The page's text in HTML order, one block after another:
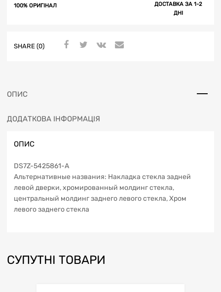
100% ОРИГІНАЛ
ДОСТАВКА ЗА 1-2
ДНІ
SHARE (0)
ОПИС
ДОДАТКОВА ІНФОРМАЦІЯ
ОПИС
DS7Z-5425861-A
Альтернативные названия: Накладка стекла задней
левой дверки, хромированный молдинг стекла,
центральный молдинг заднего левого стекла, Хром
левого заднего стекла
СУПУТНІ ТОВАРИ